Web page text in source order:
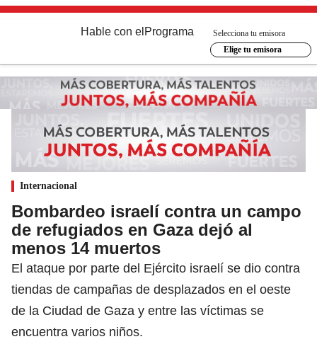
Hable con el Programa
Selecciona tu emisora
Elige tu emisora
Internacional
Bombardeo israelí contra un campo
de refugiados en Gaza dejó al
menos 14 muertos
El ataque por parte del Ejército israelí se dio contra
tiendas de campañas de desplazados en el oeste
de la Ciudad de Gaza y entre las víctimas se
encuentra varios niños.